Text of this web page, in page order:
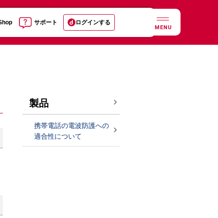
サポート ログインする
MENU
製品
携帯電話の電波防護への
適合性について